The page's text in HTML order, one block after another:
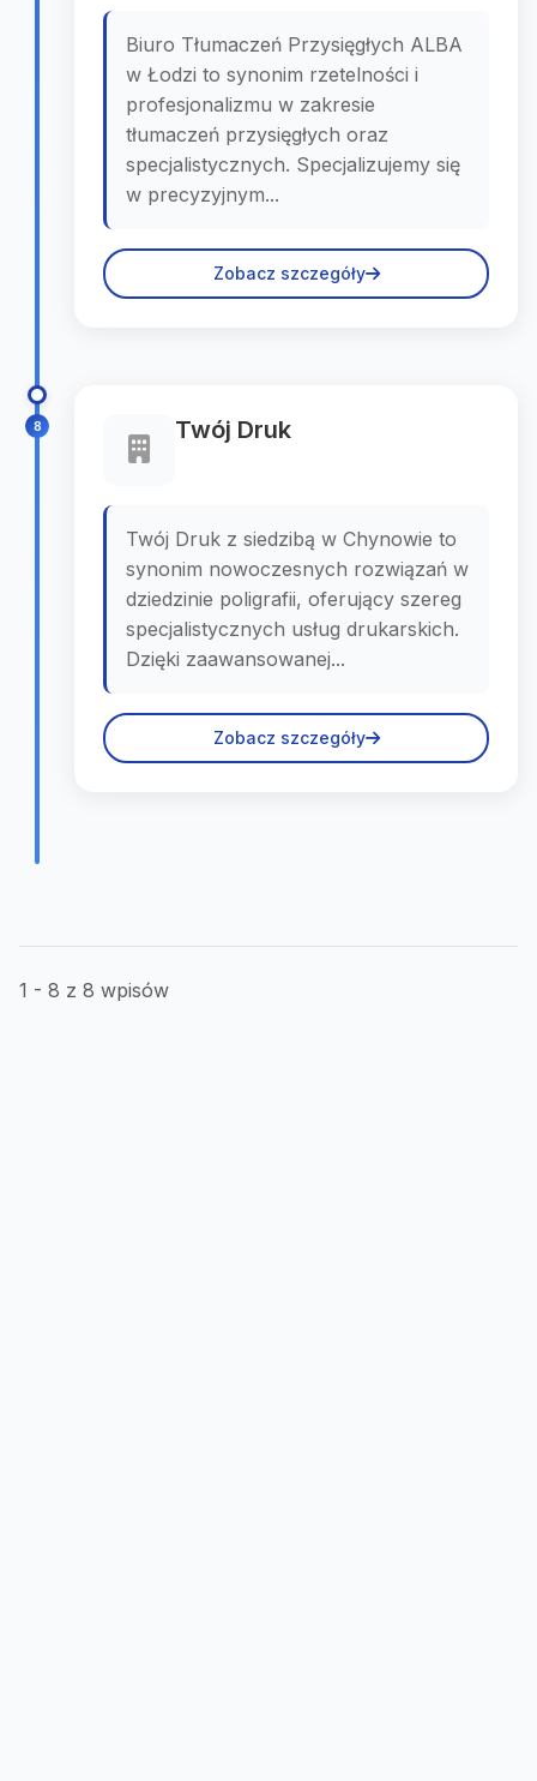
Biuro Tłumaczeń Przysięgłych ALBA
w Łodzi to synonim rzetelności i
profesjonalizmu w zakresie
tłumaczeń przysięgłych oraz
specjalistycznych. Specjalizujemy się
w precyzyjnym...
Zobacz szczegóły
8 Twój Druk
Twój Druk z siedzibą w Chynowie to
synonim nowoczesnych rozwiązań w
dziedzinie poligrafii, oferujący szereg
specjalistycznych usług drukarskich.
Dzięki zaawansowanej...
Zobacz szczegóły
1 - 8 z 8 wpisów